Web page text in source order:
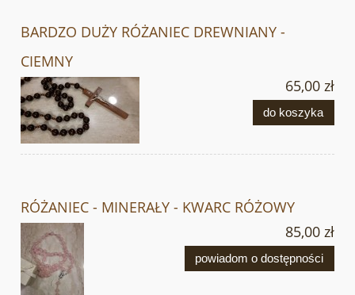
BARDZO DUŻY RÓŻANIEC DREWNIANY -
CIEMNY
65,00 zł
do koszyka
RÓŻANIEC - MINERAŁY - KWARC RÓŻOWY
85,00 zł
powiadom o dostępności